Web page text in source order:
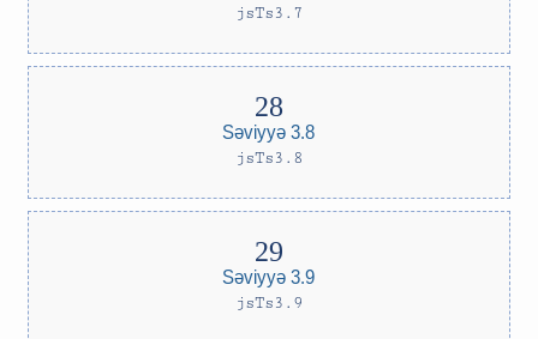
jsTs3.7
Səviyyə 3.8
jsTs3.8
Səviyyə 3.9
jsTs3.9